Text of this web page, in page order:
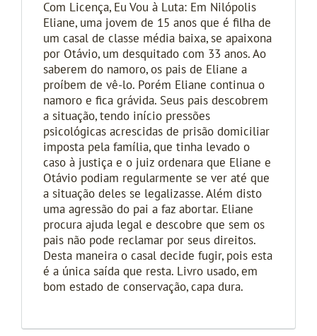
Com Licença, Eu Vou à Luta: Em Nilópolis
Eliane, uma jovem de 15 anos que é filha de
um casal de classe média baixa, se apaixona
por Otávio, um desquitado com 33 anos. Ao
saberem do namoro, os pais de Eliane a
proíbem de vê-lo. Porém Eliane continua o
namoro e fica grávida. Seus pais descobrem
a situação, tendo início pressões
psicológicas acrescidas de prisão domiciliar
imposta pela família, que tinha levado o
caso à justiça e o juiz ordenara que Eliane e
Otávio podiam regularmente se ver até que
a situação deles se legalizasse. Além disto
uma agressão do pai a faz abortar. Eliane
procura ajuda legal e descobre que sem os
pais não pode reclamar por seus direitos.
Desta maneira o casal decide fugir, pois esta
é a única saída que resta. Livro usado, em
bom estado de conservação, capa dura.